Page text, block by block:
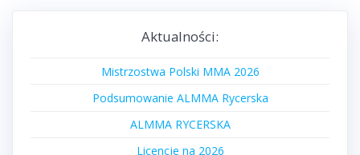
Aktualności:
Mistrzostwa Polski MMA 2026
Podsumowanie ALMMA Rycerska
ALMMA RYCERSKA
Licencje na 2026